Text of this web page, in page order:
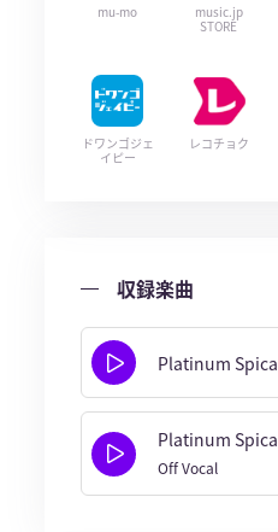
mu-mo
music.jp
STORE
ドワンゴジェ
イピー
レコチョク
収録楽曲
Platinum Spica
Platinum Spica
Off Vocal